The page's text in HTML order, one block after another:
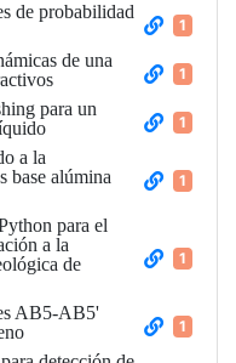
de probabilidad
1
de una
1
para un
1
a la
base alúmina
1
para el
a la
de
1
AB5-AB5'
1